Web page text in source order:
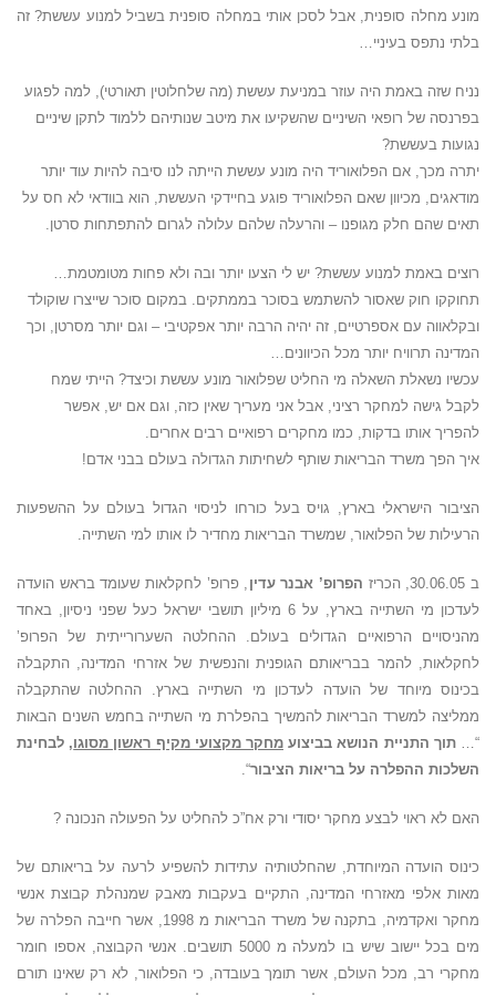
מונע מחלה סופנית, אבל לסכן אותי במחלה סופנית בשביל למנוע עששת? זה
בלתי נתפס בעיניי…
נניח שזה באמת היה עוזר במניעת עששת (מה שלחלוטין תאורטי), למה לפגוע
בפרנסה של רופאי השיניים שהשקיעו את מיטב שנותיהם ללמוד לתקן שיניים
נגועות בעששת?
יתרה מכך, אם הפלואוריד היה מונע עששת הייתה לנו סיבה להיות עוד יותר
מודאגים, מכיוון שאם הפלואוריד פוגע בחיידקי העששת, הוא בוודאי לא חס על
תאים שהם חלק מגופנו – והרעלה שלהם עלולה לגרום להתפתחות סרטן.
רוצים באמת למנוע עששת? יש לי הצעו יותר ובה ולא פחות מטומטמת…
תחוקקו חוק שאסור להשתמש בסוכר בממתקים. במקום סוכר שייצרו שוקולד
ובקלאווה עם אספרטיים, זה יהיה הרבה יותר אפקטיבי – וגם יותר מסרטן, וכך
המדינה תרוויח יותר מכל הכיוונים…
עכשיו נשאלת השאלה מי החליט שפלואור מונע עששת וכיצד? הייתי שמח
לקבל גישה למחקר רציני, אבל אני מעריך שאין כזה, וגם אם יש, אפשר
להפריך אותו בדקות, כמו מחקרים רפואיים רבים אחרים.
איך הפך משרד הבריאות שותף לשחיתות הגדולה בעולם בבני אדם!
הציבור הישראלי בארץ, גויס בעל כורחו לניסוי הגדול בעולם על ההשפעות
הרעילות של הפלואור, שמשרד הבריאות מחדיר לו אותו למי השתייה.
ב 30.06.05, הכריז הפרופ’ אבנר עדין , פרופ’ לחקלאות שעומד בראש הועדה
לעדכון מי השתייה בארץ, על 6 מיליון תושבי ישראל כעל שפני ניסיון, באחד
מהניסויים הרפואיים הגדולים בעולם. ההחלטה השערורייתית של הפרופ’
לחקלאות, להמר בבריאותם הגופנית והנפשית של אזרחי המדינה, התקבלה
בכינוס מיוחד של הועדה לעדכון מי השתייה בארץ. ההחלטה שהתקבלה
ממליצה למשרד הבריאות להמשיך בהפלרת מי השתייה בחמש השנים הבאות
“…תוך התניית הנושא בביצוע מחקר מקצועי מקיף ראשון מסוגו, לבחינת
השלכות ההפלרה על בריאות הציבור“.
האם לא ראוי לבצע מחקר יסודי ורק אח”כ להחליט על הפעולה הנכונה ?
כינוס הועדה המיוחדת, שהחלטותיה עתידות להשפיע לרעה על בריאותם של
מאות אלפי מאזרחי המדינה, התקיים בעקבות מאבק שמנהלת קבוצת אנשי
מחקר ואקדמיה, בתקנה של משרד הבריאות מ 1998, אשר חייבה הפלרה של
מים בכל יישוב שיש בו למעלה מ 5000 תושבים. אנשי הקבוצה, אספו חומר
מחקרי רב, מכל העולם, אשר תומך בעובדה, כי הפלואור, לא רק שאינו תורם